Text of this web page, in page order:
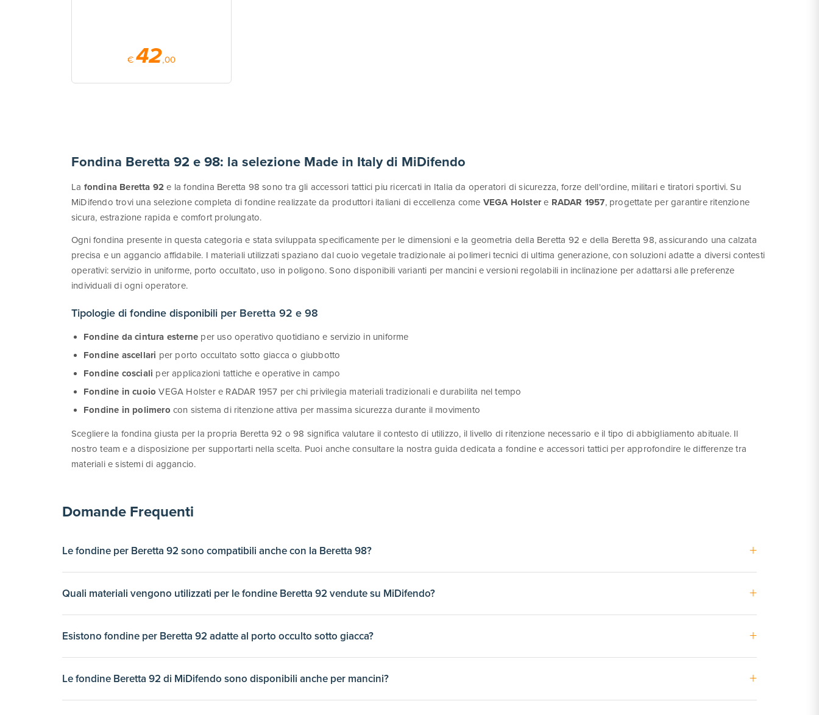
€ 42,00
Fondina Beretta 92 e 98: la selezione Made in Italy di MiDifendo
La fondina Beretta 92 e la fondina Beretta 98 sono tra gli accessori tattici piu ricercati in Italia da operatori di sicurezza, forze dell'ordine, militari e tiratori sportivi. Su
MiDifendo trovi una selezione completa di fondine realizzate da produttori italiani di eccellenza come VEGA Holstere RADAR 1957, progettate per garantire ritenzione
sicura, estrazione rapida e comfort prolungato.
Ogni fondina presente in questa categoria e stata sviluppata specificamente per le dimensioni e la geometria della Beretta 92 e della Beretta 98, assicurando una calzata
precisa e un aggancio affidabile. I materiali utilizzati spaziano dal cuoio vegetale tradizionale ai polimeri tecnici di ultima generazione, con soluzioni adatte a diversi contesti
operativi: servizio in uniforme, porto occultato, uso in poligono. Sono disponibili varianti per mancini e versioni regolabili in inclinazione per adattarsi alle preferenze
individuali di ogni operatore.
Tipologie di fondine disponibili per Beretta 92 e 98
Fondine da cintura esterne per uso operativo quotidiano e servizio in uniforme
Fondine ascellari per porto occultato sotto giacca o giubbotto
Fondine cosciali per applicazioni tattiche e operative in campo
Fondine in cuoio VEGA Holster e RADAR 1957 per chi privilegia materiali tradizionali e durabilita nel tempo
Fondine in polimero con sistema di ritenzione attiva per massima sicurezza durante il movimento
Scegliere la fondina giusta per la propria Beretta 92 o 98 significa valutare il contesto di utilizzo, il livello di ritenzione necessario e il tipo di abbigliamento abituale. Il
nostro team e a disposizione per supportarti nella scelta. Puoi anche consultare la nostra guida dedicata a fondine e accessori tattici per approfondire le differenze tra
materiali e sistemi di aggancio.
Domande Frequenti
Le fondine per Beretta 92 sono compatibili anche con la Beretta 98? +
calzata precisa e un aggancio affidabile per entrambe le pistole.
Quali materiali vengono utilizzati per le fondine Beretta 92 vendute su MiDifendo? +
garantiscono materiali di alta qualita e lavorazione artigianale specializzata.
Esistono fondine per Beretta 92 adatte al porto occulto sotto giacca? +
discreto sotto giacca o giubbotto, con estrazione rapida e comoda.
Le fondine Beretta 92 di MiDifendo sono disponibili anche per mancini? +